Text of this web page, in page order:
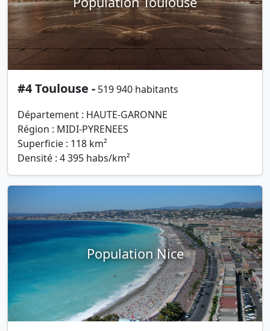
#4 Toulouse - 519 940 habitants
Département : HAUTE-GARONNE
Région : MIDI-PYRENEES
Superficie : 118 km²
Densité : 4 395 habs/km²
Population Nice